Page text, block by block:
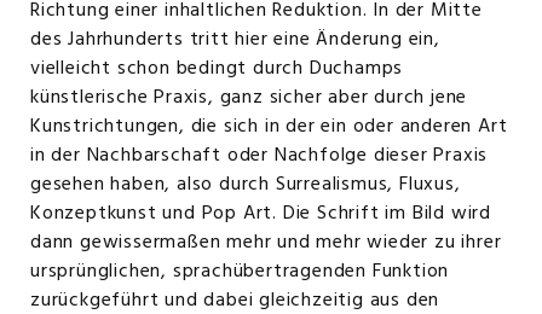
Richtung einer inhaltlichen Reduktion. In der Mitte
des Jahrhunderts tritt hier eine Änderung ein,
vielleicht schon bedingt durch Duchamps
künstlerische Praxis, ganz sicher aber durch jene
Kunstrichtungen, die sich in der ein oder anderen Art
in der Nachbarschaft oder Nachfolge dieser Praxis
gesehen haben, also durch Surrealismus, Fluxus,
Konzeptkunst und Pop Art. Die Schrift im Bild wird
dann gewissermaßen mehr und mehr wieder zu ihrer
ursprünglichen, sprachübertragenden Funktion
zurückgeführt und dabei gleichzeitig aus den